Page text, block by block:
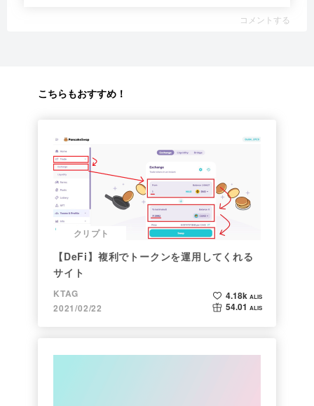
コメントする
こちらもおすすめ！
クリプト
【DeFi】複利でトークンを運用してくれる
サイト
KTAG
2021/02/22
4.18k ALIS
54.01 ALIS